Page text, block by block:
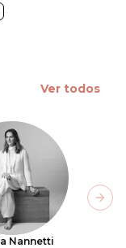
Ver todos
Nannetti